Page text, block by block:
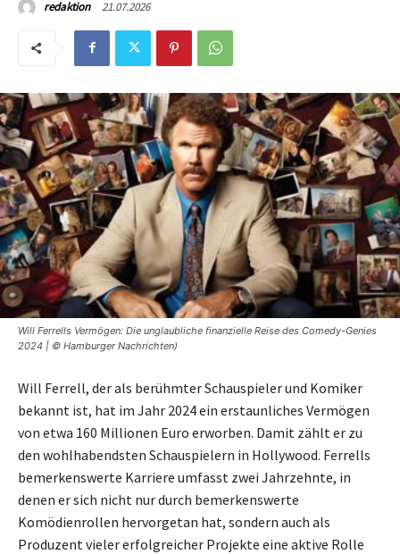
redaktion 21.07.2026
Will Ferrells Vermögen: Die unglaubliche finanzielle Reise des Comedy-Genies
2024 | © Hamburger Nachrichten)
Will Ferrell, der als berühmter Schauspieler und Komiker
bekannt ist, hat im Jahr 2024 ein erstaunliches Vermögen
von etwa 160 Millionen Euro erworben. Damit zählt er zu
den wohlhabendsten Schauspielern in Hollywood. Ferrells
bemerkenswerte Karriere umfasst zwei Jahrzehnte, in
denen er sich nicht nur durch bemerkenswerte
Komödienrollen hervorgetan hat, sondern auch als
Produzent vieler erfolgreicher Projekte eine aktive Rolle